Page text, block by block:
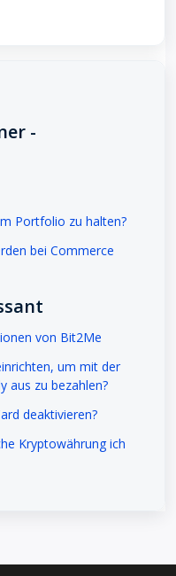
-
Portfolio zu halten?
bei Commerce
von Bit2Me
um mit der
aus zu bezahlen?
deaktivieren?
Kryptowährung ich